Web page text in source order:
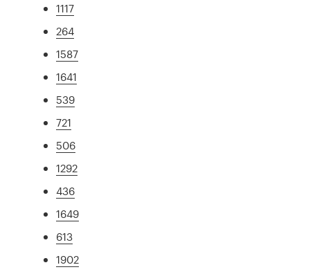
1117
264
1587
1641
539
721
506
1292
436
1649
613
1902